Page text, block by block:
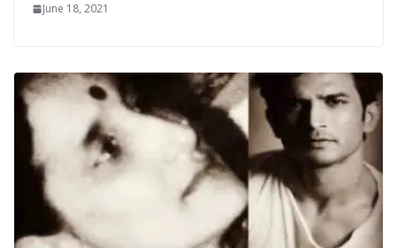
June 18, 2021